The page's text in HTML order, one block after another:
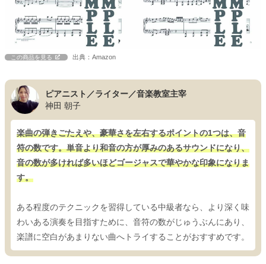
この商品を見る 出典：Amazon
ピアニスト／ライター／音楽教室主宰
神田 朝子
楽曲の弾きごたえや、豪華さを左右するポイントの1つは、音
符の数です。単音より和音の方が厚みのあるサウンドになり、
音の数が多ければ多いほどゴージャスで華やかな印象になりま
す。
ある程度のテクニックを習得している中級者なら、より深く味
わいある演奏を目指すために、音符の数がじゅうぶんにあり、
楽譜に空白があまりない曲へトライすることがおすすめです。